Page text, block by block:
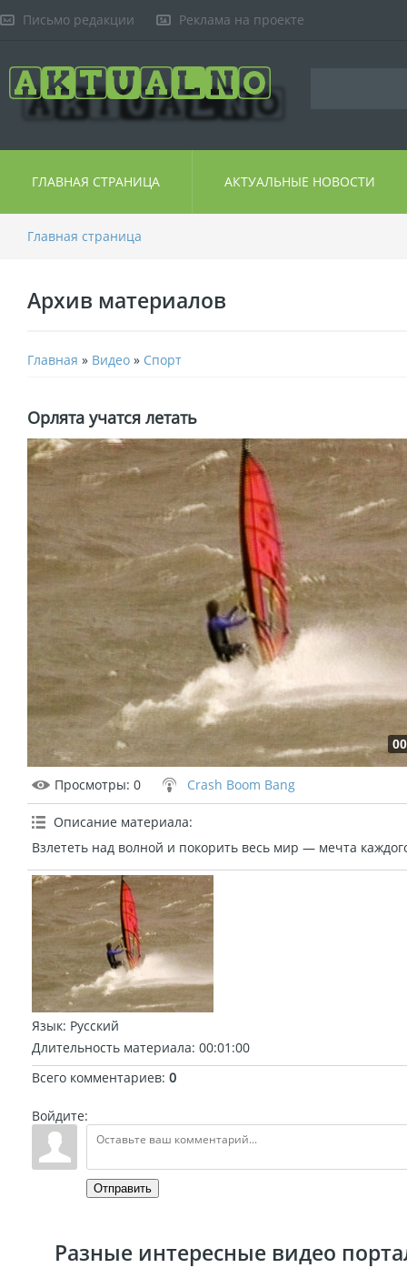
Письмо редакции Реклама на проекте
ГЛАВНАЯ СТРАНИЦА АКТУАЛЬНЫЕ НОВОСТИ
Главная страница
Архив материалов
Главная » Видео » Спорт
Орлята учатся летать
Просмотры: 0 Crash Boom Bang
Описание материала:
Взлететь над волной и покорить весь мир — мечта
Язык: Русский
Длительность материала: 00:01:00
Всего комментариев: 0
Войдите:
Отправить
Разные интересные видео